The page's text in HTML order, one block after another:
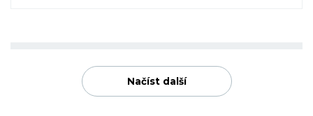
Načíst další